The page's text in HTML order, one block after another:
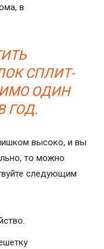
в
СПЛИТ-
ОДИН
ГОД.
высоко, и вы
то можно
следующим